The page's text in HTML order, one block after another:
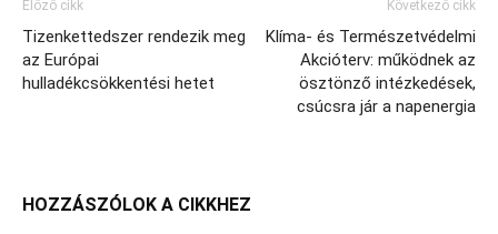
Előző cikk
Tizenkettedszer rendezik meg
az Európai
hulladékcsökkentési hetet
Következő cikk
Klíma- és Természetvédelmi
Akcióterv: működnek az
ösztönző intézkedések,
csúcsra jár a napenergia
HOZZÁSZÓLOK A CIKKHEZ